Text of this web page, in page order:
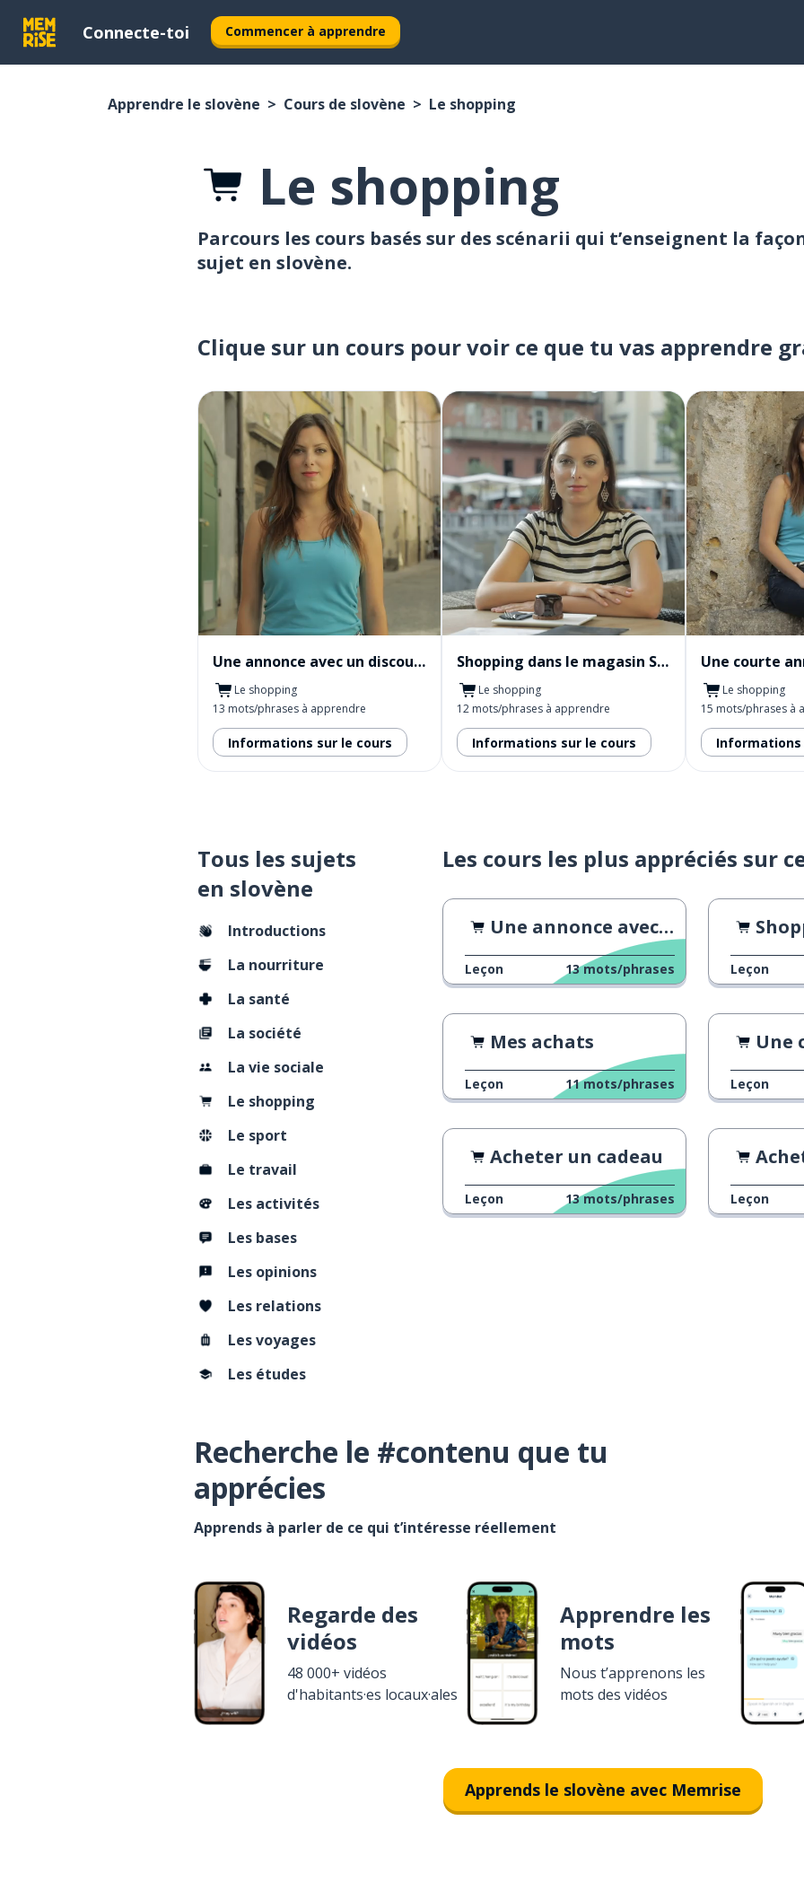
Connecte-toi Commencer à apprendre
Apprendre le slovène Cours de slovène Le shopping
Le shopping
Parcours les cours basés sur des scénarii qui t’enseignent la
sujet en slovène.
Clique sur un cours pour voir ce que tu vas apprendre
Une annonce avec un discours clair
Le shopping
13 mots/phrases à apprendre
Informations sur le cours
Shopping dans le magasin Spar
Le shopping
12 mots/phrases à apprendre
Informations sur le cours
Le shopping
15 mots/phrases à
Informations
Tous les sujets
en slovène
Introductions
La nourriture
La santé
La société
La vie sociale
Le shopping
Le sport
Le travail
Les activités
Les bases
Les opinions
Les relations
Les voyages
Les études
Les cours les plus appréciés sur
Une annonce avec un discours clair
Leçon 13 mots/phrases Leçon
Mes achats
Leçon 11 mots/phrases
Une courte
Leçon
Acheter un cadeau
Leçon 13 mots/phrases Leçon
Recherche le #contenu que tu
apprécies
Apprends à parler de ce qui t’intéresse réellement
Regarde des
vidéos
48 000+ vidéos
d'habitants·es locaux·ales
Apprendre les
mots
Nous t’apprenons les
mots des vidéos
Apprends le slovène avec Memrise